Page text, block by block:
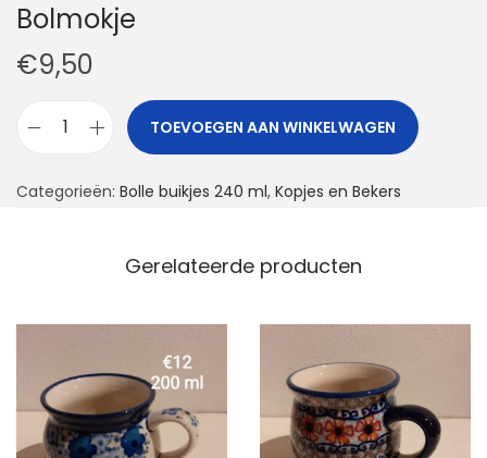
Bolmokje
€9,50
l
j
a
a
n
TOEVOEGEN AAN WINKELWAGEN
Categorieën: Bolle buikjes 240 ml, Kopjes en Bekers
Gerelateerde producten